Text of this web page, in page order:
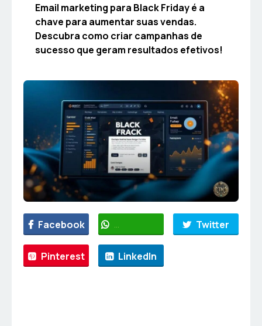
Email marketing para Black Friday é a
chave para aumentar suas vendas.
Descubra como criar campanhas de
sucesso que geram resultados efetivos!
Facebook WhatsApp Twitter
Pinterest LinkedIn